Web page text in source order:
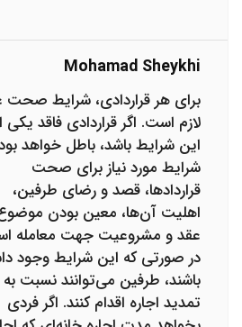
Mohamad Sheykhi
برای هر قراردادی، شرایط صحت
لازم است. اگر قراردادی فاقد یکی
این شرایط باشد، باطل خواهد
شرایط مورد نیاز برای صحت
قراردادها، قصد و رضای طرفین،
اهلیت آن‌ها، معین بودن
عقد و مشروعیت جهت معامله
در صورتی ‌که این شرایط وجود
باشند، طرفین می‌توانند نسبت ‌به
تمدید اجاره اقدام کنند. اگر فردی